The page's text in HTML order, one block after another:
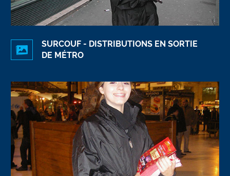
SURCOUF - DISTRIBUTIONS EN SORTIE
DE MÉTRO